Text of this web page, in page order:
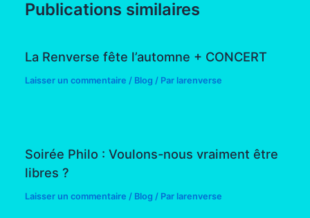
Publications similaires
La Renverse fête l’automne + CONCERT
Laisser un commentaire / Blog / Par larenverse
Soirée Philo : Voulons-nous vraiment être
libres ?
Laisser un commentaire / Blog / Par larenverse